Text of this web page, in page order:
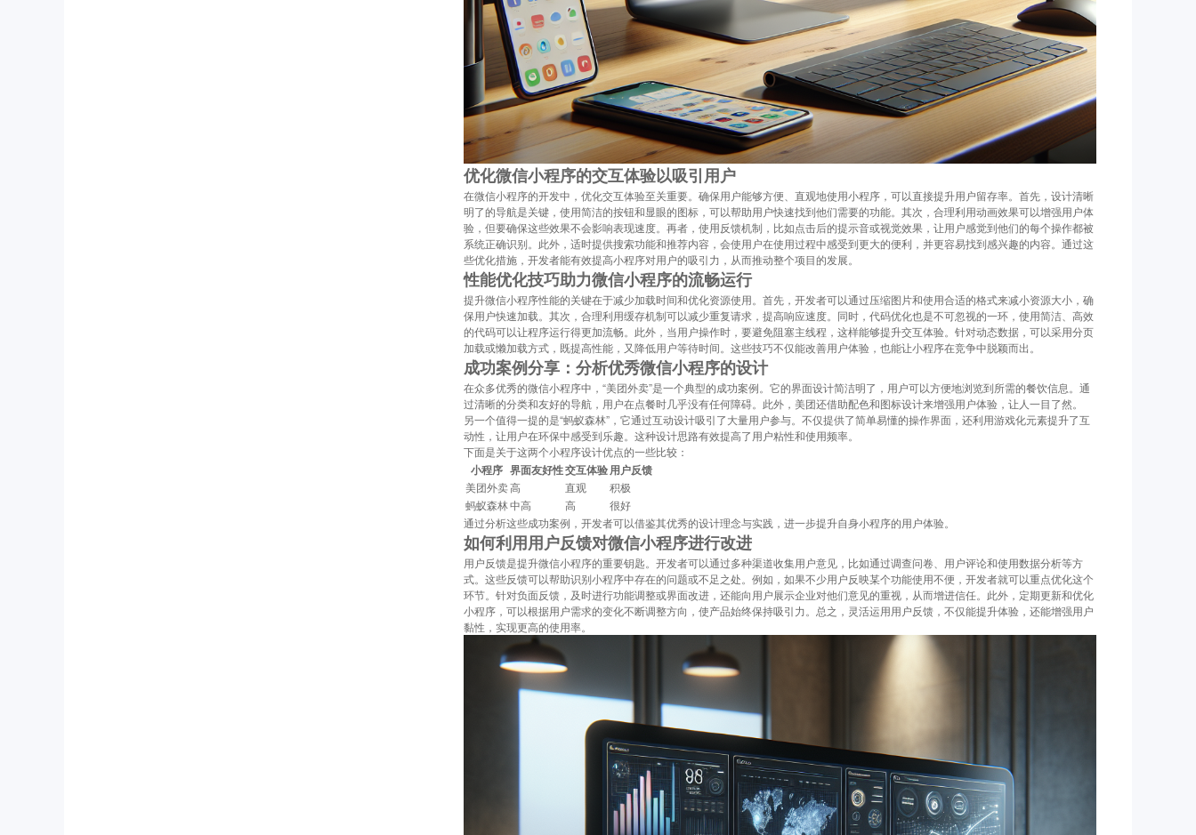
优化微信小程序的交互体验以吸引用户
在微信小程序的开发中，优化交互体验至关重要。确保用户能够方便、直观地使用小程序，可以直接提升用户留存率。首先，设计清晰
明了的导航是关键，使用简洁的按钮和显眼的图标，可以帮助用户快速找到他们需要的功能。其次，合理利用动画效果可以增强用户体
验，但要确保这些效果不会影响表现速度。再者，使用反馈机制，比如点击后的提示音或视觉效果，让用户感觉到他们的每个操作都被
系统正确识别。此外，适时提供搜索功能和推荐内容，会使用户在使用过程中感受到更大的便利，并更容易找到感兴趣的内容。通过这
些优化措施，开发者能有效提高小程序对用户的吸引力，从而推动整个项目的发展。
性能优化技巧助力微信小程序的流畅运行
提升微信小程序性能的关键在于减少加载时间和优化资源使用。首先，开发者可以通过压缩图片和使用合适的格式来减小资源大小，确
保用户快速加载。其次，合理利用缓存机制可以减少重复请求，提高响应速度。同时，代码优化也是不可忽视的一环，使用简洁、高效
的代码可以让程序运行得更加流畅。此外，当用户操作时，要避免阻塞主线程，这样能够提升交互体验。针对动态数据，可以采用分页
加载或懒加载方式，既提高性能，又降低用户等待时间。这些技巧不仅能改善用户体验，也能让小程序在竞争中脱颖而出。
成功案例分享：分析优秀微信小程序的设计
在众多优秀的微信小程序中，“美团外卖”是一个典型的成功案例。它的界面设计简洁明了，用户可以方便地浏览到所需的餐饮信息。通
过清晰的分类和友好的导航，用户在点餐时几乎没有任何障碍。此外，美团还借助配色和图标设计来增强用户体验，让人一目了然。
另一个值得一提的是“蚂蚁森林”，它通过互动设计吸引了大量用户参与。不仅提供了简单易懂的操作界面，还利用游戏化元素提升了互
动性，让用户在环保中感受到乐趣。这种设计思路有效提高了用户粘性和使用频率。
下面是关于这两个小程序设计优点的一些比较：
小程序 界面友好性交互体验用户反馈
美团外卖高 直观
积极
蚂蚁森林中高 高
很好
通过分析这些成功案例，开发者可以借鉴其优秀的设计理念与实践，进一步提升自身小程序的用户体验。
如何利用用户反馈对微信小程序进行改进
用户反馈是提升微信小程序的重要钥匙。开发者可以通过多种渠道收集用户意见，比如通过调查问卷、用户评论和使用数据分析等方
式。这些反馈可以帮助识别小程序中存在的问题或不足之处。例如，如果不少用户反映某个功能使用不便，开发者就可以重点优化这个
环节。针对负面反馈，及时进行功能调整或界面改进，还能向用户展示企业对他们意见的重视，从而增进信任。此外，定期更新和优化
小程序，可以根据用户需求的变化不断调整方向，使产品始终保持吸引力。总之，灵活运用用户反馈，不仅能提升体验，还能增强用户
黏性，实现更高的使用率。